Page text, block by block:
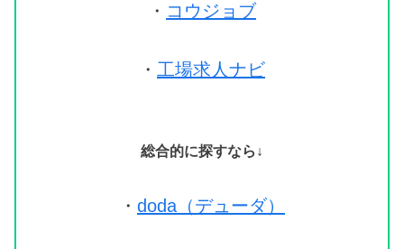
・ コウジョブ
・ 工場求人ナビ
総合的に探すなら↓
・ doda（デューダ）